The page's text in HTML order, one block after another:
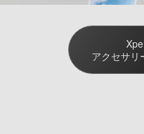
アクセサリ